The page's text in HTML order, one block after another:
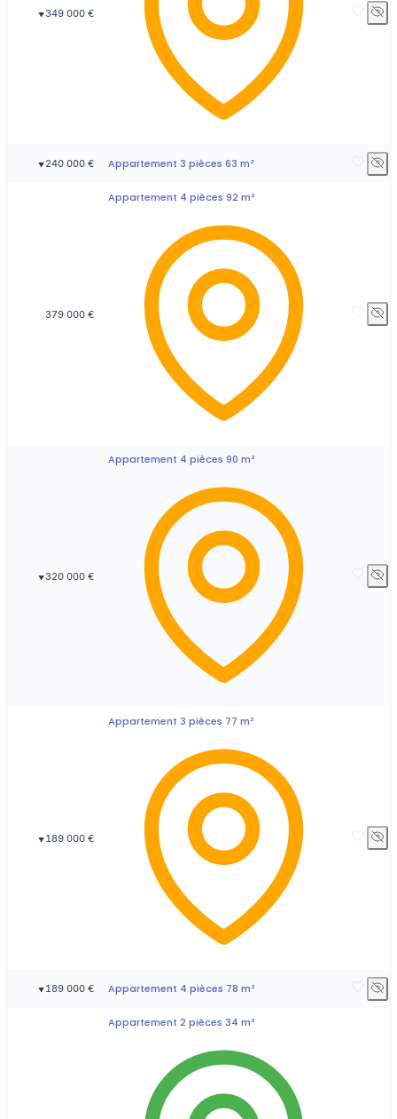
▼349 000 €
▼ 240 000 € Appartement 3 pièces 63 m²
379 000 €
Appartement 4 pièces 92 m²
▼320 000 €
Appartement 4 pièces 90 m²
▼ 189 000 €
Appartement 3 pièces 77 m²
▼ 189 000 € Appartement 4 pièces 78 m²
Appartement 2 pièces 34 m²